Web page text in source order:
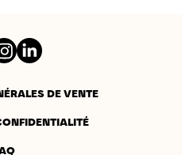
DE VENTE
LinkedIn